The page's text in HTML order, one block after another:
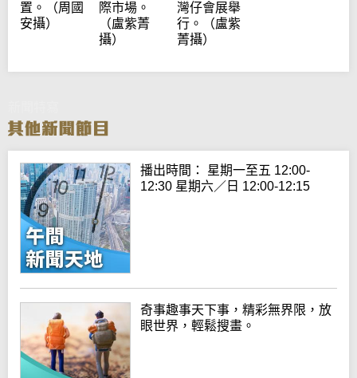
置。（周國
安攝）
際市場。
（盧紫菁
攝）
灣仔會展舉
行。（盧紫
菁攝）
播出時間： 星期一至五 12:00-
12:30 星期六／日 12:00-12:15
奇事趣事天下事，精彩無界限，放
眼世界，輕鬆搜畫。